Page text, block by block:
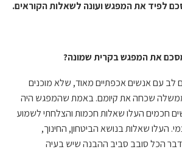
את המפגש בקרית שמונה?
עם אנשים אכפתיים מאוד, שלא מוכנים
שכחה את קיומם. באמת שהמפגש היה
חכמים העלו שאלות חכמות והצלחתי לשמוע
העלו שאלות בנושא הביטחון, החינוך,
הכל סובב סביב ההבנה שיש בעיה